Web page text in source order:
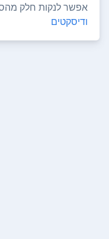
אפשר לנקות חלק
ודיסקטים